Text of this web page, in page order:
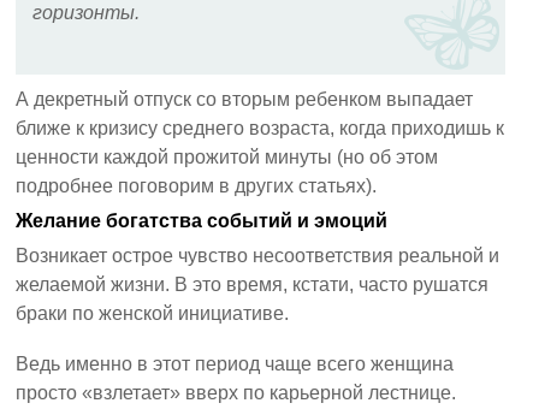
горизонты.
А декретный отпуск со вторым ребенком выпадает
ближе к кризису среднего возраста, когда приходишь к
ценности каждой прожитой минуты (но об этом
подробнее поговорим в других статьях).
Желание богатства событий и эмоций
Возникает острое чувство несоответствия реальной и
желаемой жизни. В это время, кстати, часто рушатся
браки по женской инициативе.
Ведь именно в этот период чаще всего женщина
просто «взлетает» вверх по карьерной лестнице.